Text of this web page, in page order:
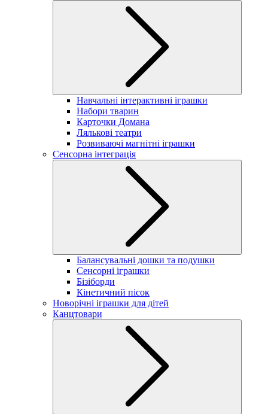
Навчальні інтерактивні іграшки
Набори тварин
Карточки Домана
Лялькові театри
Розвиваючі магнітні іграшки
Сенсорна інтеграція
Балансувальні дошки та подушки
Сенсорні іграшки
Бізіборди
Кінетичний пісок
Новорічні іграшки для дітей
Канцтовари